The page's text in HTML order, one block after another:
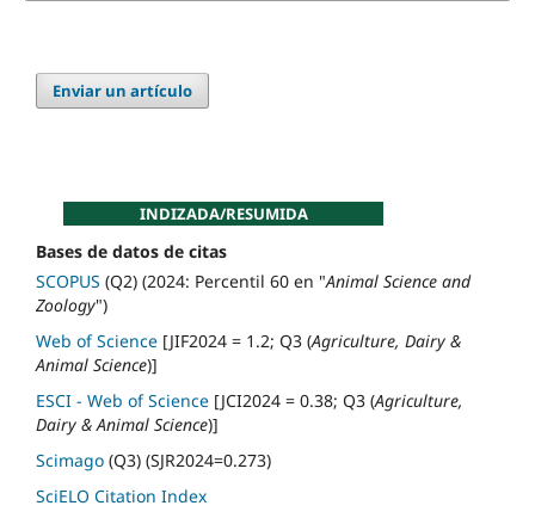
Enviar un artículo
INDIZADA/RESUMIDA
Bases de datos de citas
SCOPUS (Q2) (2024: Percentil 60 en "Animal Science and
Zoology")
Web of Science [JIF2024 = 1.2; Q3 (Agriculture, Dairy &
Animal Science)]
ESCI - Web of Science [JCI2024 = 0.38; Q3 (Agriculture,
Dairy & Animal Science)]
Scimago (Q3) (SJR2024=0.273)
SciELO Citation Index